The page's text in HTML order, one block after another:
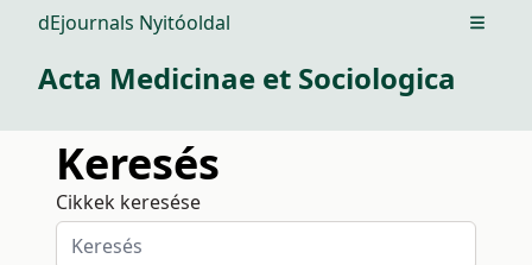
dEjournals Nyitóoldal Open
Acta Medicinae et Sociologica
Keresés
Cikkek keresése